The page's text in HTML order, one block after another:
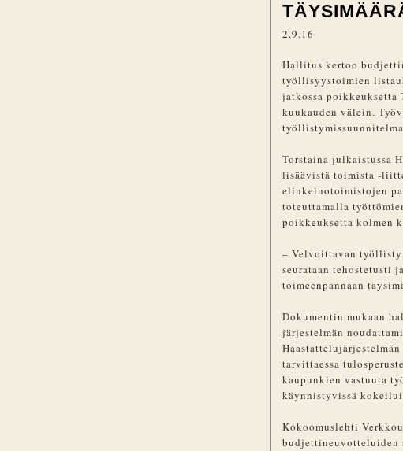
2.9.16
Hallitus kertoo
työllisyystoimien
jatkossa poikkeuksetta
kuukauden välein.
Torstaina julkaistussa
lisäävistä toimista -
elinkeinotoimistojen
toteuttamalla
poikkeuksetta kolmen
– Velvoittavan
seurataan tehostetusti
toimeenpannaan
Dokumentin mukaan
järjestelmän
tarvittaessa
kaupunkien vastuuta
käynnistyvissä
Kokoomuslehti
budjettineuvotteluiden